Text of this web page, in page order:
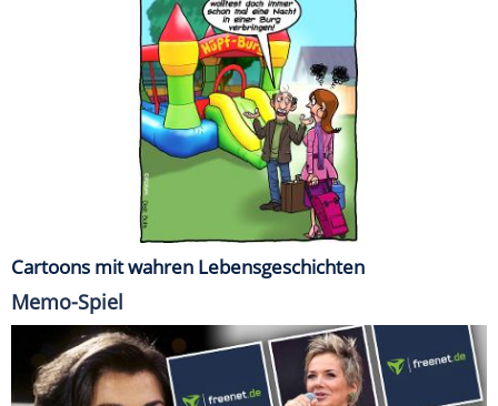
Cartoons mit wahren Lebensgeschichten
Memo-Spiel